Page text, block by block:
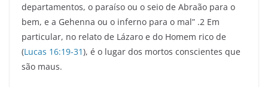
departamentos, o paraíso ou o seio de Abraão para o
bem, e a Gehenna ou o inferno para o mal” .2 Em
particular, no relato de Lázaro e do Homem rico de
(Lucas 16:19-31), é o lugar dos mortos conscientes que
são maus.